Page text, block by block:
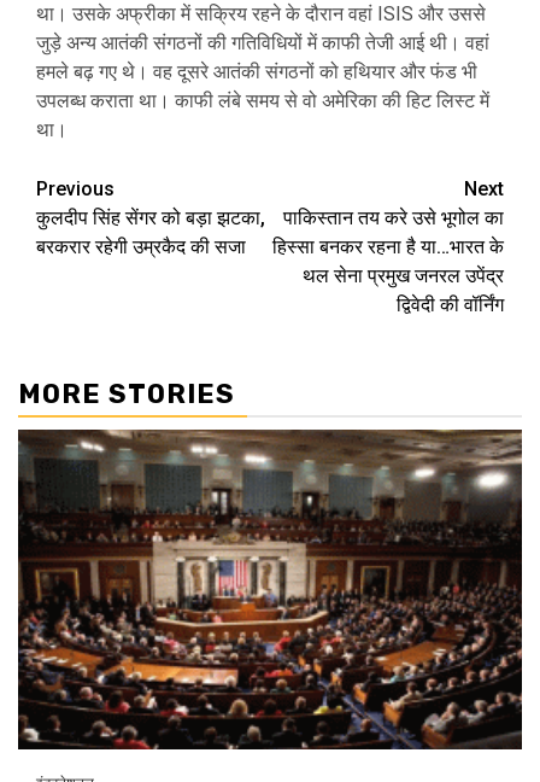
था। उसके अफ्रीका में सक्रिय रहने के दौरान वहां ISIS और उससे
जुड़े अन्य आतंकी संगठनों की गतिविधियों में काफी तेजी आई थी। वहां
हमले बढ़ गए थे। वह दूसरे आतंकी संगठनों को हथियार और फंड भी
उपलब्ध कराता था। काफी लंबे समय से वो अमेरिका की हिट लिस्ट में
था।
Post
navigation
Previous
कुलदीप सिंह सेंगर को बड़ा झटका,
बरकरार रहेगी उम्रकैद की सजा
Next
पाकिस्तान तय करे उसे भूगोल का
हिस्सा बनकर रहना है या…भारत के
थल सेना प्रमुख जनरल उपेंद्र
द्विवेदी की वॉर्निंग
MORE STORIES